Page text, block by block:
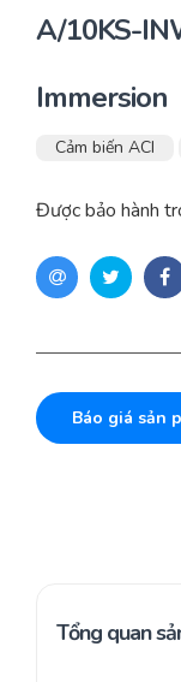
A/10KS-
Immersion
Cảm biến ACI
Được bảo hành
Báo giá sản
Tổng quan